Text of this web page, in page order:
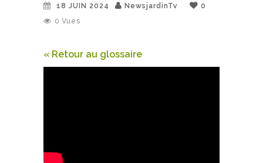
18 JUIN 2024 NewsjardinTv
0
0 Vues
« Retour au glossaire